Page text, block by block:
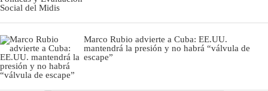
Marco Rubio advierte a Cuba: EE.UU.
mantendrá la presión y no habrá “válvula de
escape”